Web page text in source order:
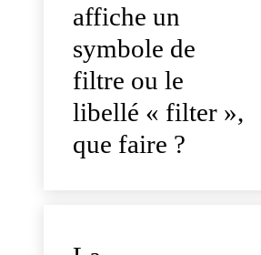
affiche un
symbole de
filtre ou le
libellé « filter »,
que faire ?